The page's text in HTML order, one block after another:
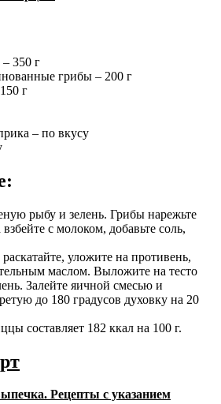
350 г
грибы – 200 г
г
– по вкусу
рыбу и зелень. Грибы нарежьте
с молоком, добавьте соль,
уложите на противень,
маслом. Выложите на тесто
Залейте яичной смесью и
до 180 градусов духовку на 20
составляет 182 ккал на 100 г.